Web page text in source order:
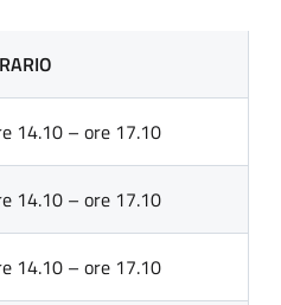
14.10 – ore 17.10
14.10 – ore 17.10
14.10 – ore 17.10